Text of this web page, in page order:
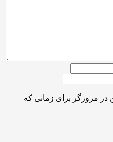
در مرورگر برای زمانی که